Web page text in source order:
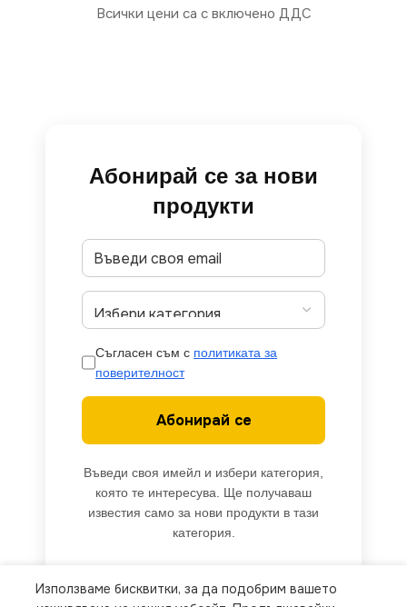
Всички цени са с включено ДДС
Абонирай се за нови
продукти
Съгласен съм с политиката за
поверителност
Абонирай се
Въведи своя имейл и избери категория,
която те интересува. Ще получаваш
известия само за нови продукти в тази
категория.
Използваме бисквитки, за да подобрим вашето